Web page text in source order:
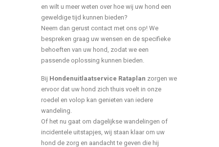
en wilt u meer weten over hoe wij uw hond een
geweldige tijd kunnen bieden?
Neem dan gerust contact met ons op! We
bespreken graag uw wensen en de specifieke
behoeften van uw hond, zodat we een
passende oplossing kunnen bieden.
Bij Hondenuitlaatservice Rataplan zorgen we
ervoor dat uw hond zich thuis voelt in onze
roedel en volop kan genieten van iedere
wandeling.
Of het nu gaat om dagelijkse wandelingen of
incidentele uitstapjes, wij staan klaar om uw
hond de zorg en aandacht te geven die hij